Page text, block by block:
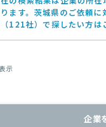
ます。茨城県のご依頼に
121社）で探したい方は
示
企業